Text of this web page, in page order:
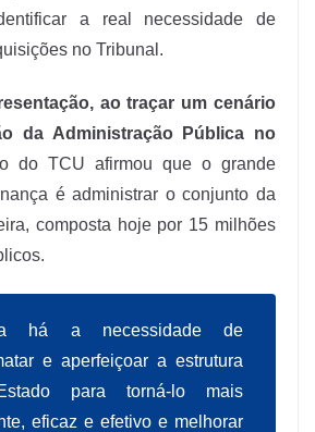
a real necessidade de
no Tribunal.
ao traçar um cenário
da Administração Pública no
do TCU afirmou que o grande
é administrar o conjunto da
composta hoje por 15 milhões
há a necessidade de
e aperfeiçoar a estrutura
para torná-lo mais
eficaz e efetivo e melhorar